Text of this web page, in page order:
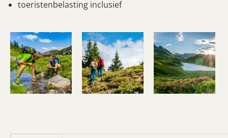
toeristenbelasting inclusief